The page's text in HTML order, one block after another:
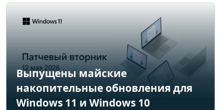
Выпущены майские
накопительные обновления для
Windows 11 и Windows 10